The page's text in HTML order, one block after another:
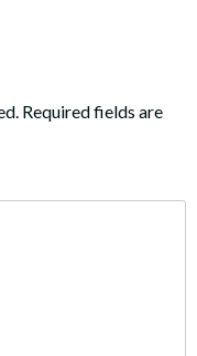
Required fields are